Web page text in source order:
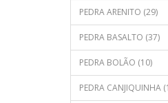
PEDRA ARENITO (29)
PEDRA BASALTO (37)
PEDRA BOLÃO (10)
PEDRA CANJIQUINHA